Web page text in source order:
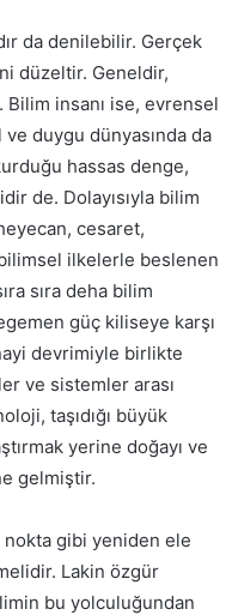
da denilebilir. Gerçek
düzeltir. Geneldir,
Bilim insanı ise, evrensel
duygu dünyasında da
hassas denge,
de. Dolayısıyla bilim
cesaret,
bilimsel ilkelerle beslenen
sıra deha bilim
güç kiliseye karşı
devrimiyle birlikte
ve sistemler arası
taşıdığı büyük
yerine doğayı ve
gelmiştir.
nokta gibi yeniden ele
Lakin özgür
bu yolculuğundan